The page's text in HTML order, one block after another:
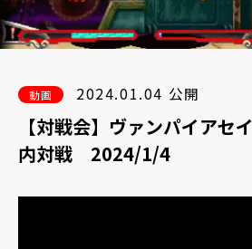
動画 2024.01.04 公開
【対戦会】ヴァンパイアセ
内対戦 2024/1/4